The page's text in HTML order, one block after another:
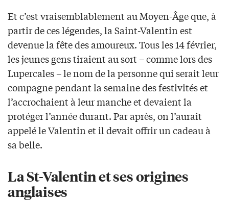
Et c’est vraisemblablement au Moyen-Âge que, à
partir de ces légendes, la Saint-Valentin est
devenue la fête des amoureux. Tous les 14 février,
les jeunes gens tiraient au sort – comme lors des
Lupercales – le nom de la personne qui serait leur
compagne pendant la semaine des festivités et
l’accrochaient à leur manche et devaient la
protéger l’année durant. Par après, on l’aurait
appelé le Valentin et il devait offrir un cadeau à
sa belle.
La St-Valentin et ses origines
anglaises